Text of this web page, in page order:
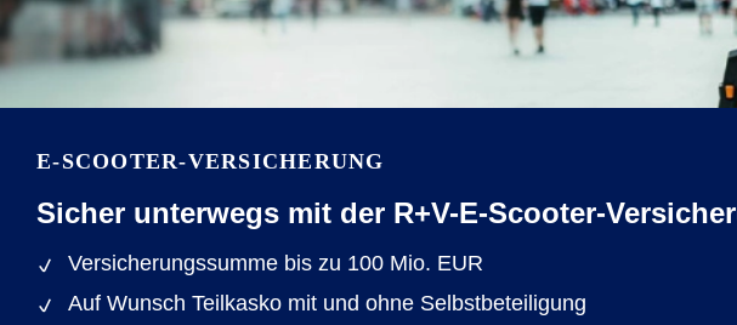
E-SCOOTER-VERSICHERUNG
Sicher unterwegs mit der R+V-E-Scooter-
Versicherungssumme bis zu 100 Mio. EUR
Auf Wunsch Teilkasko mit und ohne Selbstbeteiligung